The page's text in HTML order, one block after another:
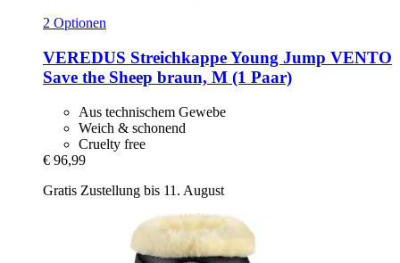
2 Optionen
VEREDUS Streichkappe Young Jump VENTO
Save the Sheep braun, M (1 Paar)
Aus technischem Gewebe
Weich & schonend
Cruelty free
€ 96,99
Gratis Zustellung bis 11. August